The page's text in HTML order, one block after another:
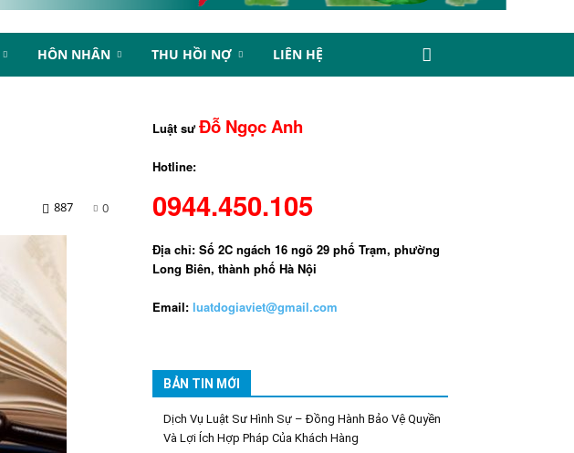
HÔN NHÂN THU HỒI NỢ LIÊN HỆ
0
887
Luật sưĐỗ Ngọc Anh
Hotline:
0944.450.105
Địa chỉ: Số 2C ngách 16 ngõ 29 phố Trạm, phường
Long Biên, thành phố Hà Nội
Email: luatdogiaviet@gmail.com
BẢN TIN MỚI
Dịch Vụ Luật Sư Hình Sự – Đồng Hành Bảo Vệ Quyền
Và Lợi Ích Hợp Pháp Của Khách Hàng